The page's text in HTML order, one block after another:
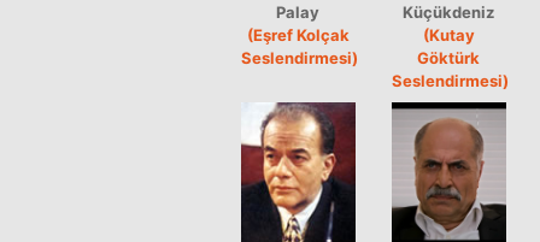
Palay
(Eşref Kolçak
Seslendirmesi)
Küçükdeniz
(Kutay
Göktürk
Seslendirmesi)